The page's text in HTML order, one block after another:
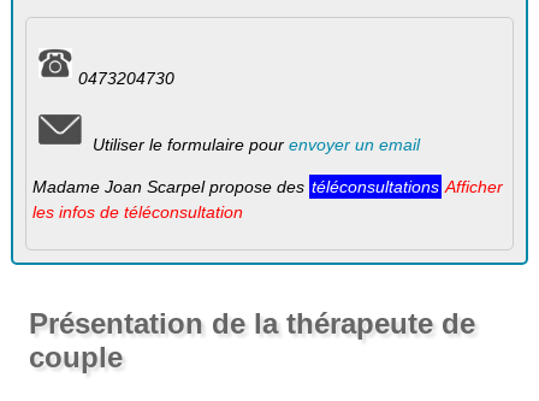
0473204730
Utiliser le formulaire pour envoyer un email
Madame Joan Scarpel propose des téléconsultations Afficher
les infos de téléconsultation
Présentation de la thérapeute de
couple